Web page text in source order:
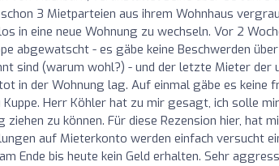
3 Mietparteien aus ihrem Wohnhaus
in eine neue Wohnung zu wechseln. Vor 2
abgewatscht - es gäbe keine Beschwerden
sind (warum wohl?) - und der letzte Mieter
in der Wohnung lag. Auf einmal gäbe es keine
Kuppe. Herr Köhler hat zu mir gesagt, ich solle
ziehen zu können. Für diese Rezension hier, hat
auf Mieterkonto werden einfach versucht
Ende bis heute kein Geld erhalten. Sehr